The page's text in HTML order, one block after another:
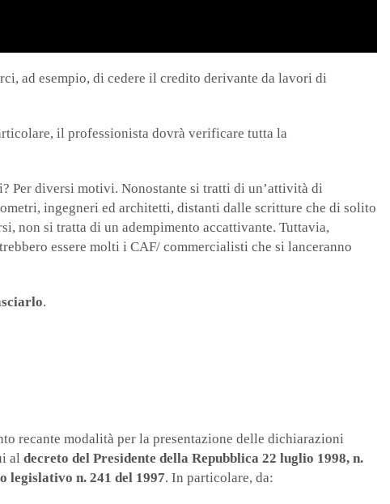
ad esempio, di cedere il credito derivante da lavori di
il professionista dovrà verificare tutta la
Per diversi motivi. Nonostante si tratti di un’attività di
ingegneri ed architetti, distanti dalle scritture che di solito
non si tratta di un adempimento accattivante. Tuttavia,
essere molti i CAF/ commercialisti che si lanceranno
.
recante modalità per la presentazione delle dichiarazioni
al decreto del Presidente della Repubblica 22 luglio 1998, n.
legislativo n. 241 del 1997. In particolare, da: